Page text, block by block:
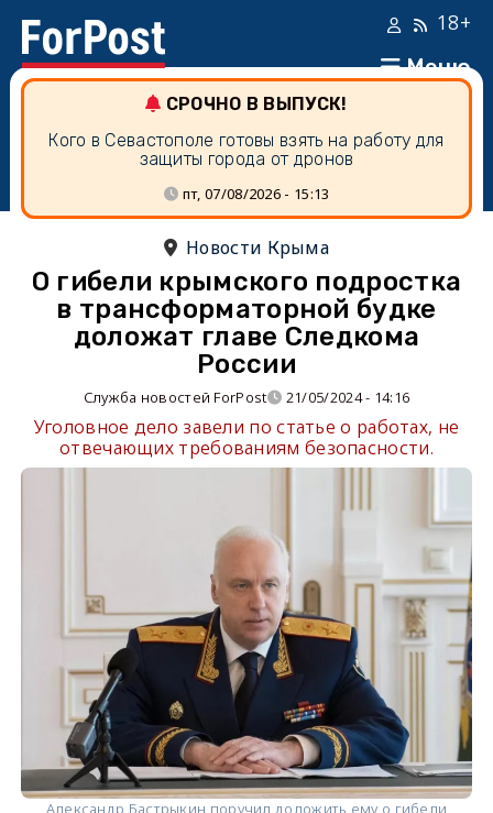
Меню
18+
СРОЧНО В ВЫПУСК!
Кого в Севастополе готовы взять на работу для
защиты города от дронов
пт, 07/08/2026 - 15:13
Новости Крыма
О гибели крымского подростка
в трансформаторной будке
доложат главе Следкома
России
Служба новостей ForPost 21/05/2024 - 14:16
Уголовное дело завели по статье о работах, не
отвечающих требованиям безопасности.
Александр Бастрыкин поручил доложить ему о гибели